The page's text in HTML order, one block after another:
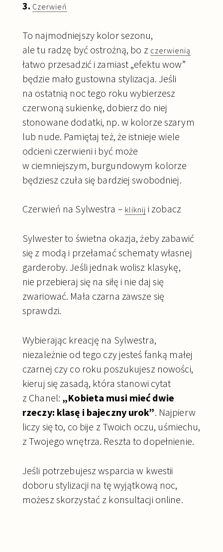
3. Czerwień
To najmodniejszy kolor sezonu,
ale tu radzę być ostrożną, bo z czerwienią
łatwo przesadzić i zamiast „efektu wow”
będzie mało gustowna stylizacja. Jeśli
na ostatnią noc tego roku wybierzesz
czerwoną sukienkę, dobierz do niej
stonowane dodatki, np. w kolorze szarym
lub nude. Pamiętaj też, że istnieje wiele
odcieni czerwieni i być może
w ciemniejszym, burgundowym kolorze
będziesz czuła się bardziej swobodniej.
Czerwień na Sylwestra – kliknij i zobacz
Sylwester to świetna okazja, żeby zabawić
się z modą i przełamać schematy własnej
garderoby. Jeśli jednak wolisz klasykę,
nie przebieraj się na siłę i nie daj się
zwariować. Mała czarna zawsze się
sprawdzi.
Wybierając kreację na Sylwestra,
niezależnie od tego czy jesteś fanką małej
czarnej czy co roku poszukujesz nowości,
kieruj się zasadą, która stanowi cytat
z Chanel: „Kobieta musi mieć dwie
rzeczy: klasę i bajeczny urok”. Najpierw
liczy się to, co bije z Twoich oczu, uśmiechu,
z Twojego wnętrza. Reszta to dopełnienie.
Jeśli potrzebujesz wsparcia w kwestii
doboru stylizacji na tę wyjątkową noc,
możesz skorzystać z konsultacji online.